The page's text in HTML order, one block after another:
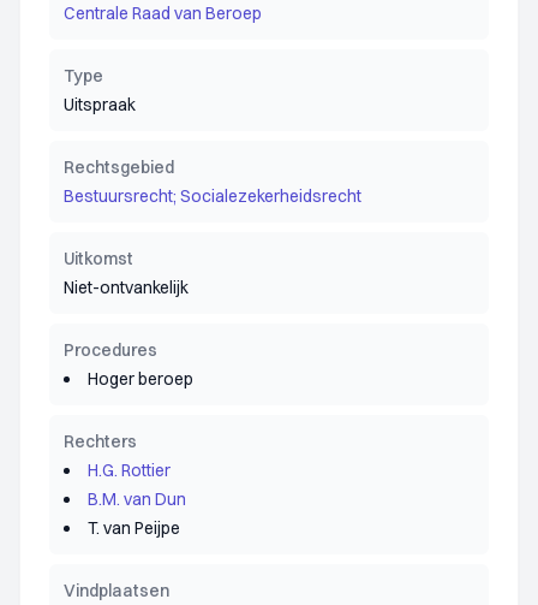
Centrale Raad van Beroep
Type
Uitspraak
Rechtsgebied
Bestuursrecht; Socialezekerheidsrecht
Uitkomst
Niet-ontvankelijk
Procedures
Hoger beroep
Rechters
H.G. Rottier
B.M. van Dun
T. van Peijpe
Vindplaatsen